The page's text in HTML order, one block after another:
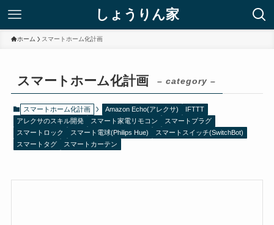
しょうりん家
ホーム スマートホーム化計画
スマートホーム化計画 – category –
スマートホーム化計画 Amazon Echo(アレクサ)
IFTTT
アレクサのスキル開発
スマート家電リモコン
スマートプラグ
スマートロック
スマート電球(Philips Hue)
スマートスイッチ(SwitchBot)
スマートタグ
スマートカーテン